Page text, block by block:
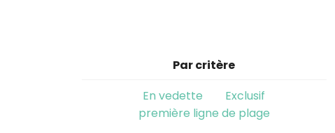
Par critère
En vedette
Exclusif
première ligne de plage